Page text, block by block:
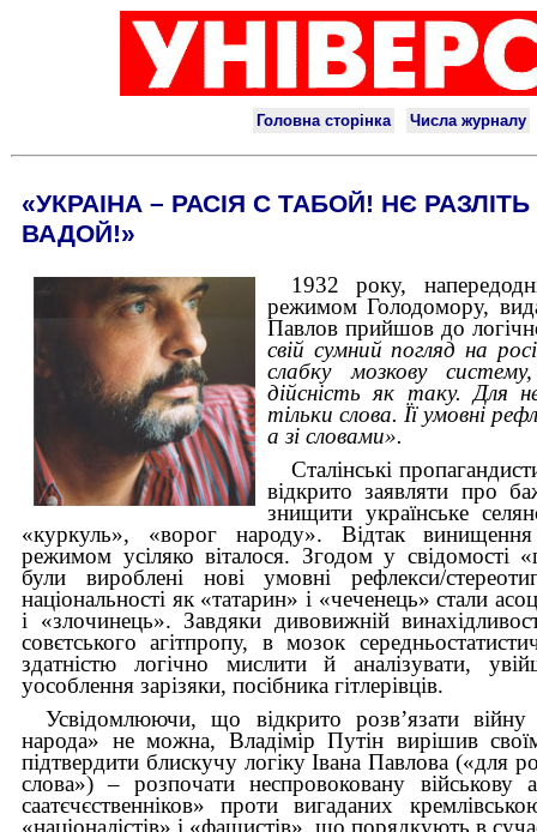
«УКРАІНА – РАСІЯ С ТАБОЙ! НЄ
ВАДОЙ!»
1932 року,
режимом Голодомору,
Павлов прийшов до
свій сумний погляд на
слабку мозкову
дійсність як таку. Для
тільки слова. Її умовні
а зі словами».
Сталінські
відкрито заявляти про
знищити українське
«куркуль», «ворог народу». Відтак
режимом усіляко віталося. Згодом у свідомості
були вироблені нові умовні рефлекси/
національності як «татарин» і «чеченець» стали
і «злочинець». Завдяки дивовижній
совєтського агітпропу, в мозок
здатністю логічно мислити й аналізувати,
уособлення зарізяки, посібника гітлерівців.
Усвідомлюючи, що відкрито розв’язати війну
народа» не можна, Владімір Путін вирішив
підтвердити блискучу логіку Івана Павлова («для
слова») – розпочати неспровоковану військову
саатєчєственніков» проти вигаданих